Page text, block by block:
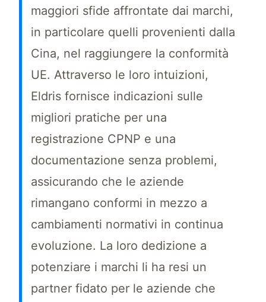
maggiori sfide affrontate dai marchi,
in particolare quelli provenienti dalla
Cina, nel raggiungere la conformità
UE. Attraverso le loro intuizioni,
Eldris fornisce indicazioni sulle
migliori pratiche per una
registrazione CPNP e una
documentazione senza problemi,
assicurando che le aziende
rimangano conformi in mezzo a
cambiamenti normativi in continua
evoluzione. La loro dedizione a
potenziare i marchi li ha resi un
partner fidato per le aziende che